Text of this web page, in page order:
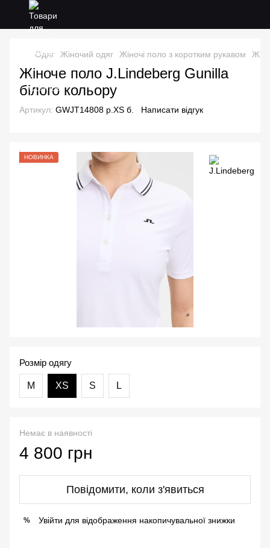
Одяг Жіночий одяг Жіночі поло з коротким рукавом
Жіноче поло J.Lindeberg Gunilla
білого кольору
Артикул: GWJT14808 р.XS б. Написати відгук
НОВИНКА
Розмір одягу
М XS S L
Немає в наявності
4 800 грн
Повідомити, коли з'явиться
% Увійти для відображення накопичувальної знижки